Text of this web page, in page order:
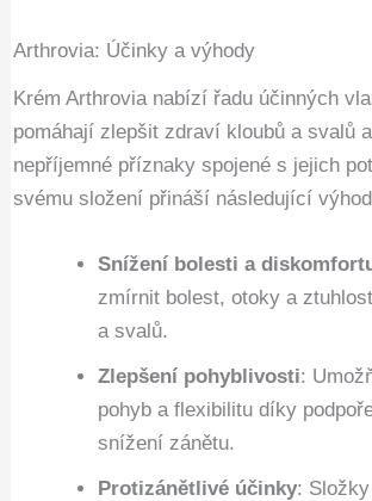
Arthrovia: Účinky a výhody
Krém Arthrovia nabízí řadu účinných
pomáhají zlepšit zdraví kloubů a svalů
nepříjemné příznaky spojené s jejich
svému složení přináší následující
Snížení bolesti a
zmírnit bolest, otoky a
a svalů.
Zlepšení pohyblivosti:
pohyb a flexibilitu díky
snížení zánětu.
Protizánětlivé účinky: